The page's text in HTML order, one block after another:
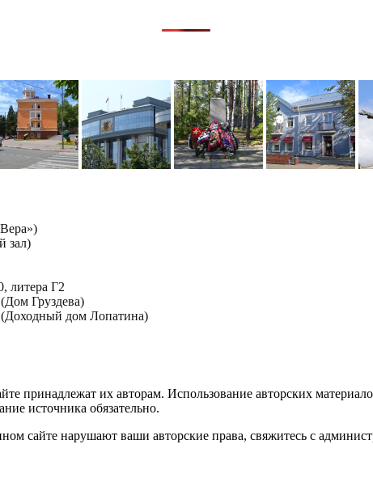
зал)
литера Г2
Груздева)
(Доходный дом Лопатина)
принадлежат их авторам. Использование авторских
источника обязательно.
сайте нарушают ваши авторские права, свяжитесь с